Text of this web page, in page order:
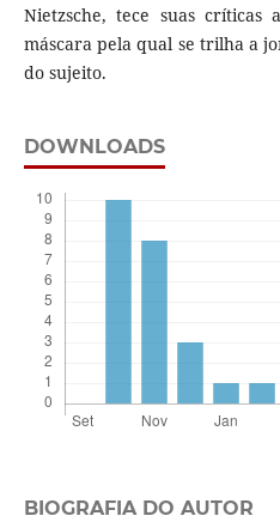
Nietzsche, tece suas críticas
máscara pela qual se trilha a
do sujeito.
DOWNLOADS
BIOGRAFIA DO AUTOR